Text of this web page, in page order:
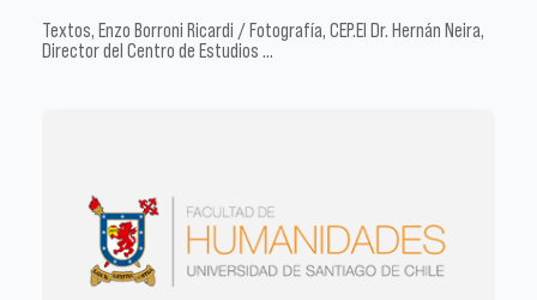
Textos, Enzo Borroni Ricardi / Fotografía, CEP.El Dr. Hernán Neira,
Director del Centro de Estudios …